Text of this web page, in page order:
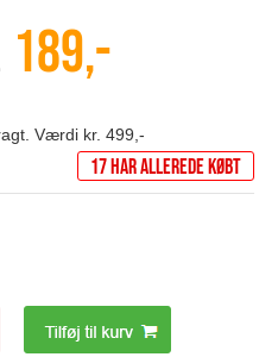
189,-
Værdi kr. 499,-
17 har allerede købt